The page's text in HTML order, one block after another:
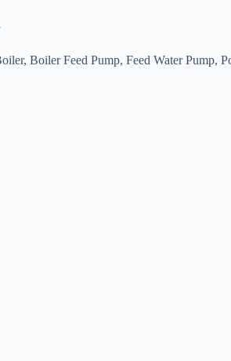
, Boiler Feed Pump, Feed Water Pump,